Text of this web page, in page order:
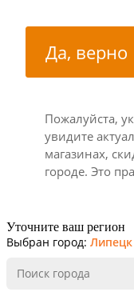
Да, верно
Пожалуйста,
увидите
магазинах,
городе. Это
Уточните ваш регион
Выбран город: Липецк